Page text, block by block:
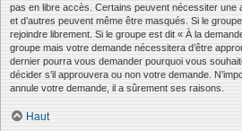
pas en libre accès. Certains peuvent nécessiter une
et d’autres peuvent même être masqués. Si le
rejoindre librement. Si le groupe est dit « À la
groupe mais votre demande nécessitera d’être
dernier pourra vous demander pourquoi vous
décider s’il approuvera ou non votre demande.
annule votre demande, il a sûrement ses raisons.
Haut